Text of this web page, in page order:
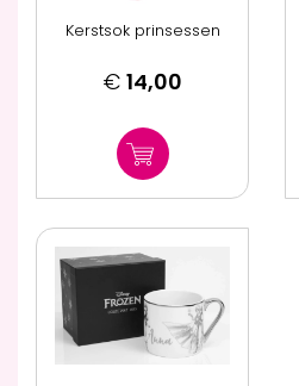
Kerstsok prinsessen
€ 14,00